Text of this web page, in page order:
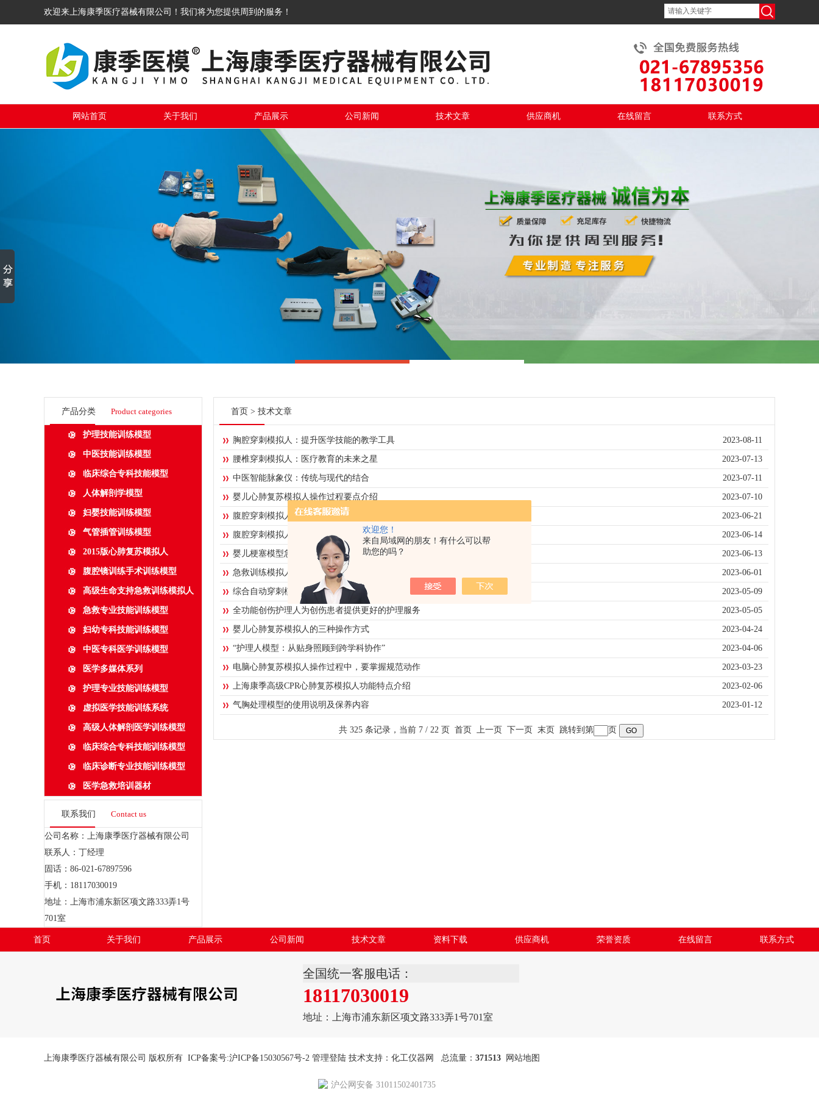
欢迎您！
来自局域网的朋友！有什么可以帮
助您的吗？
欢迎来上海康季医疗器械有限公司！我们将为您提供周到的服务！
网站首页 关于我们 产品展示 公司新闻 技术文章 供应商机 在线留言 联系方式
产品分类 Product categories
护理技能训练模型
中医技能训练模型
临床综合专科技能模型
人体解剖学模型
妇婴技能训练模型
气管插管训练模型
2015版心肺复苏模拟人
腹腔镜训练手术训练模型
高级生命支持急救训练模拟人
急救专业技能训练模型
妇幼专科技能训练模型
中医专科医学训练模型
医学多媒体系列
护理专业技能训练模型
虚拟医学技能训练系统
高级人体解剖医学训练模型
临床综合专科技能训练模型
临床诊断专业技能训练模型
医学急救培训器材
联系我们 Contact us
公司名称：上海康季医疗器械有限公司
联系人：丁经理
固话：86-021-67897596
手机：18117030019
地址：上海市浦东新区项文路333弄1号
701室
首页 > 技术文章
2023-08-11
胸腔穿刺模拟人：提升医学技能的教学工具
2023-07-13
腰椎穿刺模拟人：医疗教育的未来之星
2023-07-11
中医智能脉象仪：传统与现代的结合
2023-07-10
婴儿心肺复苏模拟人操作过程要点介绍
2023-06-21
腹腔穿刺模拟人——医学教育的未来
2023-06-14
腹腔穿刺模拟人的优势、应用和意义
2023-06-13
婴儿梗塞模型急救方法教学
2023-06-01
急救训练模拟人可以提高医护人员的应急处置水平
2023-05-09
综合自动穿刺模拟人的技术优势
2023-05-05
全功能创伤护理人为创伤患者提供更好的护理服务
2023-04-24
婴儿心肺复苏模拟人的三种操作方式
2023-04-06
“护理人模型：从贴身照顾到跨学科协作”
2023-03-23
电脑心肺复苏模拟人操作过程中，要掌握规范动作
2023-02-06
上海康季高级CPR心肺复苏模拟人功能特点介绍
2023-01-12
气胸处理模型的使用说明及保养内容
共 325 条记录，当前 7 / 22 页 首页 上一页 下一页 末页 跳转到第 页
首页 关于我们 产品展示 公司新闻 技术文章 资料下载 供应商机 荣誉资质 在线留言 联系方式
全国统一客服电话：
18117030019
地址：上海市浦东新区项文路333弄1号701室
上海康季医疗器械有限公司 版权所有 ICP备案号:沪ICP备15030567号-2 管理登陆 技术支持： 化工仪器网 总流量： 371513 网站地图
沪公网安备 31011502401735